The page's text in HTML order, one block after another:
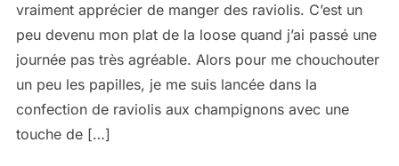
vraiment apprécier de manger des raviolis. C’est un
peu devenu mon plat de la loose quand j’ai passé une
journée pas très agréable. Alors pour me chouchouter
un peu les papilles, je me suis lancée dans la
confection de raviolis aux champignons avec une
touche de […]